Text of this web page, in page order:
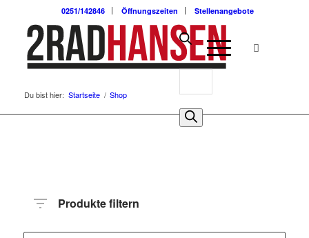
0251/142846 Öffnungszeiten Stellenangebote
Du bist hier: Startseite / Shop
Produkte filtern